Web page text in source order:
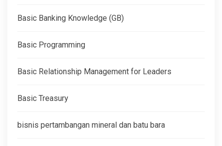
Basic Banking Knowledge (GB)
Basic Programming
Basic Relationship Management for Leaders
Basic Treasury
bisnis pertambangan mineral dan batu bara